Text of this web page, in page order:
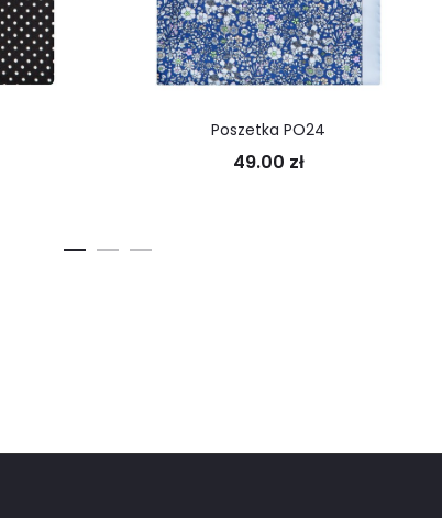
Poszetka PO24
49.00 zł